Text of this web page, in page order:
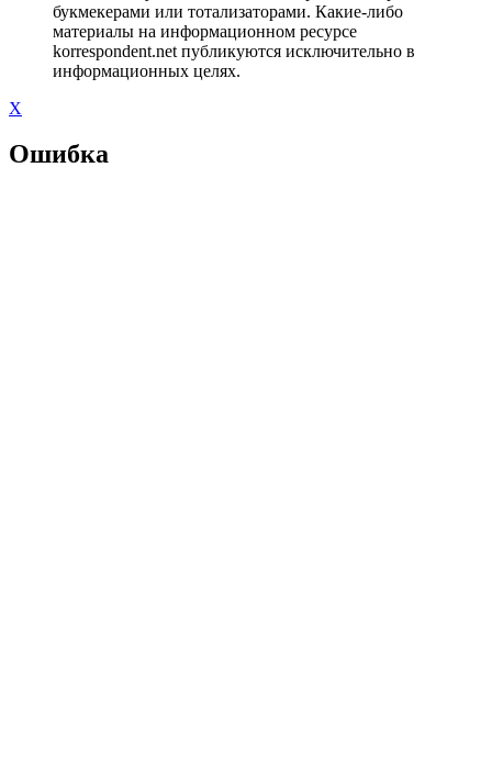
букмекерами или тотализаторами. Какие-либо
материалы на информационном ресурсе
korrespondent.net публикуются исключительно в
информационных целях.
X
Ошибка